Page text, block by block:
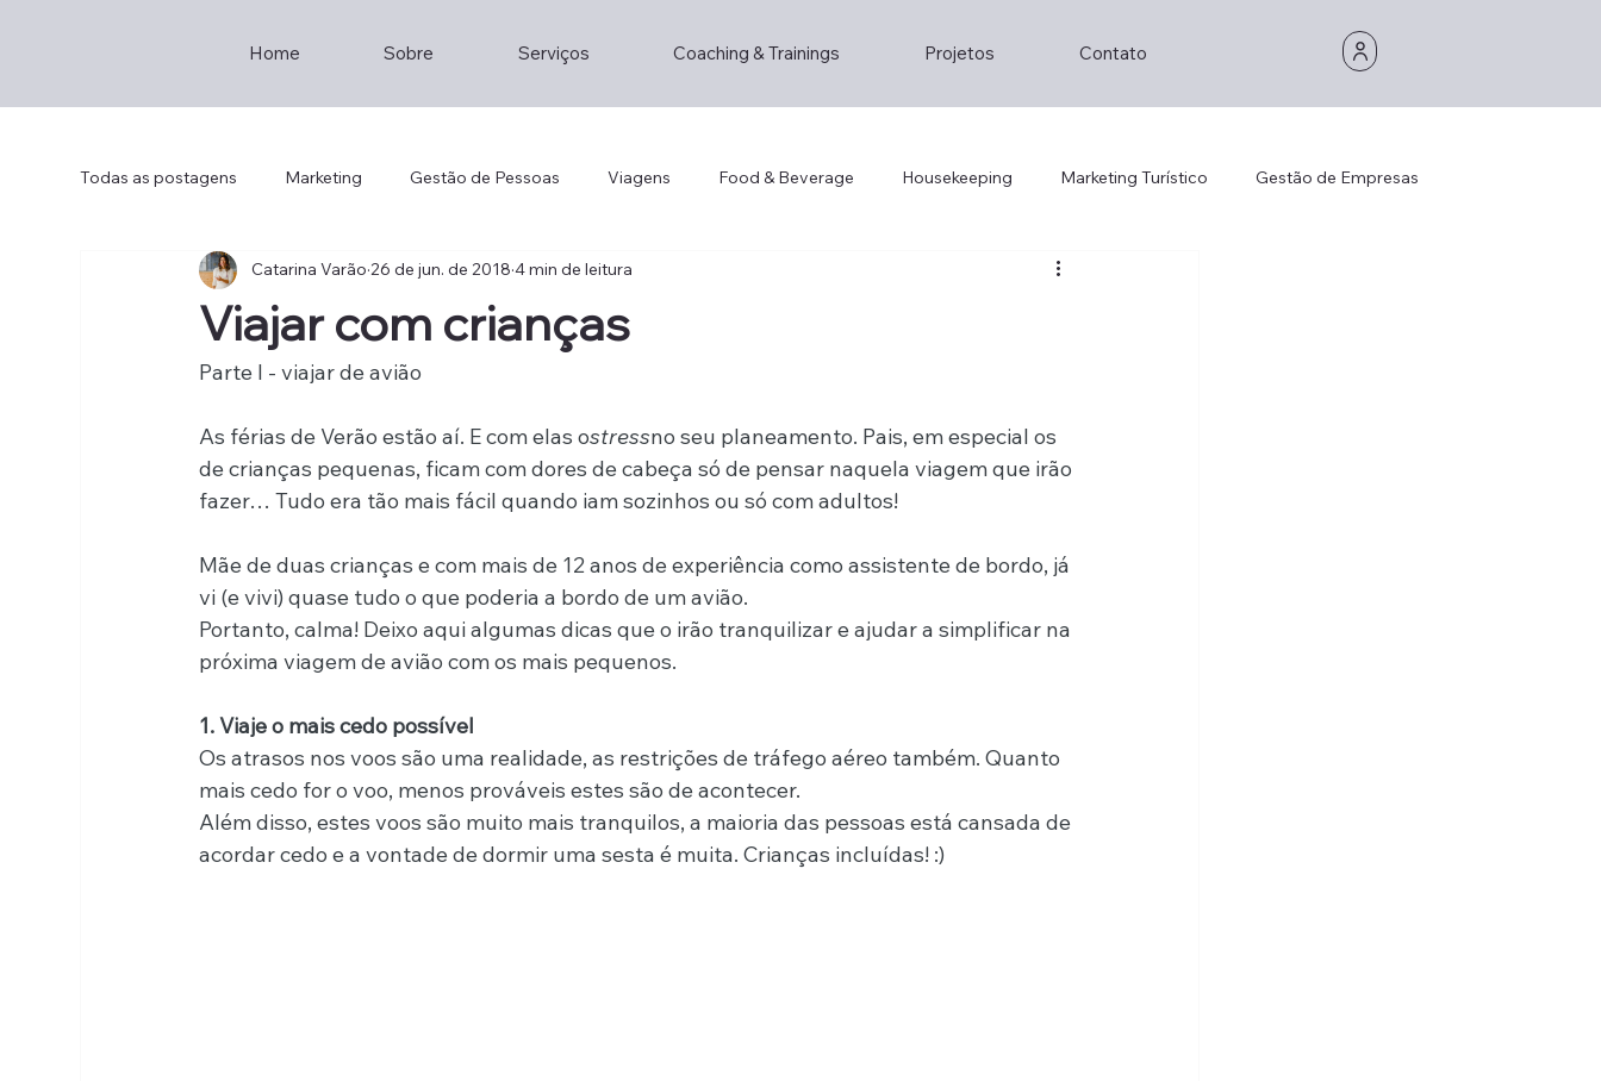
Home Sobre Serviços Coaching & Trainings Projetos Contato
Todas as postagens Marketing Gestão de Pessoas Viagens Food & Beverage Housekeeping Marketing Turístico Gestão de Empresas
Empreendedorismo Consultoria Staff Lifestyle
Brainstorming Entrepreneur
Lisboa Restaurante Sustainability Hotel Design
Viajar com crianças
Catarina Varão 26 de jun. de 2018 4 min de leitura
Parte I - viajar de avião
As férias de Verão estão aí. E com elas ostressno seu planeamento. Pais, em especial os
de crianças pequenas, ficam com dores de cabeça só de pensar naquela viagem que irão
fazer… Tudo era tão mais fácil quando iam sozinhos ou só com adultos!
Mãe de duas crianças e com mais de 12 anos de experiência como assistente de bordo, já
vi (e vivi) quase tudo o que poderia a bordo de um avião.
Portanto, calma! Deixo aqui algumas dicas que o irão tranquilizar e ajudar a simplificar na
próxima viagem de avião com os mais pequenos.
1. Viaje o mais cedo possível
Os atrasos nos voos são uma realidade, as restrições de tráfego aéreo também. Quanto
mais cedo for o voo, menos prováveis estes são de acontecer.
Além disso, estes voos são muito mais tranquilos, a maioria das pessoas está cansada de
acordar cedo e a vontade de dormir uma sesta é muita. Crianças incluídas! :)